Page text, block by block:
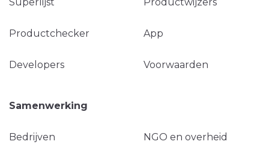
Productchecker App
Developers Voorwaarden
Samenwerking
Bedrijven NGO en overheid